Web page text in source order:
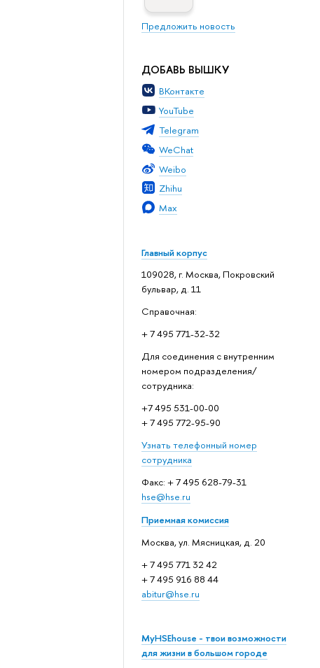
Предложить новость
ДОБАВЬ ВЫШКУ
ВКонтакте
YouTube
Telegram
WeChat
Weibo
Zhihu
Max
Главный корпус
109028, г. Москва, Покровский
бульвар, д. 11
Справочная:
+ 7 495 771-32-32
Для соединения с внутренним
номером подразделения/
сотрудника:
+7 495 531-00-00
+ 7 495 772-95-90
Узнать телефонный номер
сотрудника
Факс: + 7 495 628-79-31
hse@hse.ru
Приемная комиссия
Москва, ул. Мясницкая, д. 20
+ 7 495 771 32 42
+ 7 495 916 88 44
abitur@hse.ru
MyHSEhouse - твои возможности
для жизни в большом городе